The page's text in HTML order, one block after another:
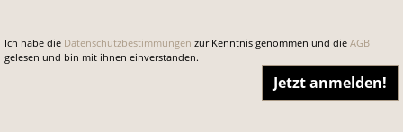
Ich habe die Datenschutzbestimmungen zur Kenntnis genommen und die AGB
gelesen und bin mit ihnen einverstanden.
Jetzt anmelden!